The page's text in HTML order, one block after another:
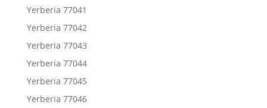
Yerberia 77041
Yerberia 77042
Yerberia 77043
Yerberia 77044
Yerberia 77045
Yerberia 77046